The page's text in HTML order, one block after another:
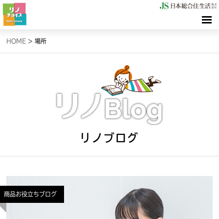
HOME
情報（リノブログ）
HOME >場所
リノブログ
商品お役立ちブログ